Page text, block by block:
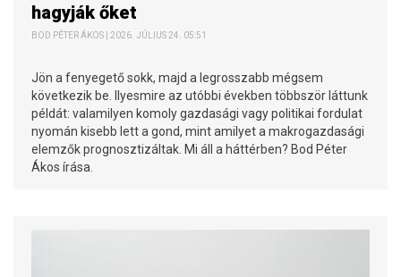
hagyják őket
BOD PÉTER ÁKOS | 2026. JÚLIUS 24. 05:51
Jön a fenyegető sokk, majd a legrosszabb mégsem
következik be. Ilyesmire az utóbbi években többször láttunk
példát: valamilyen komoly gazdasági vagy politikai fordulat
nyomán kisebb lett a gond, mint amilyet a makrogazdasági
elemzők prognosztizáltak. Mi áll a háttérben? Bod Péter
Ákos írása.